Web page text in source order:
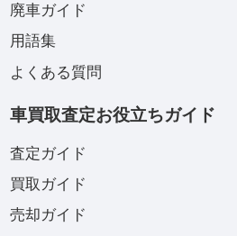
廃車ガイド
用語集
よくある質問
車買取査定お役立ちガイド
査定ガイド
買取ガイド
売却ガイド